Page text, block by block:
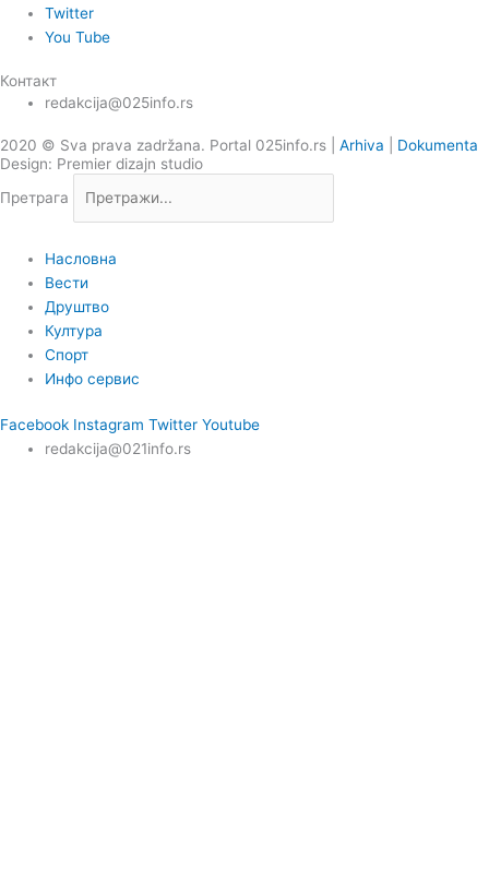
Twitter
You Tube
Контакт
redakcija@025info.rs
2020 © Sva prava zadržana. Portal 025info.rs | Arhiva
Dokumenta
Design: Premier dizajn studio
Претрага
Насловна
Вести
Друштво
Култура
Спорт
Инфо сервис
Facebook Instagram Twitter Youtube
redakcija@021info.rs